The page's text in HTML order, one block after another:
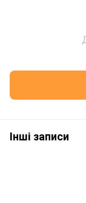
Інші записи